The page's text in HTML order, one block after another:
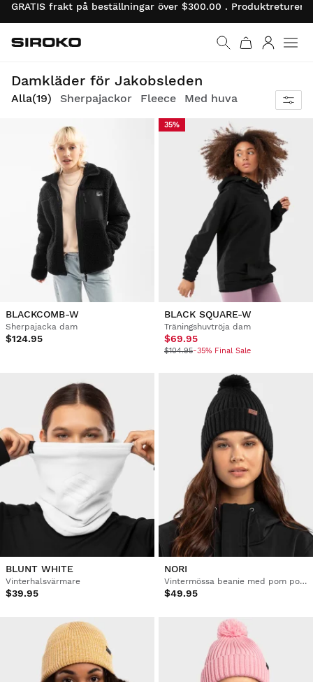
GRATIS frakt på beställningar över $300.00 . Produktreturer
Siroko.com
Damkläder för Jakobsleden
Bli helt utrustad med lätta, bekväma kläder och njut av varje steg på vägen
Alla(19) Sherpajackor Fleece Med huva
BLACKCOMB-W
Sherpajacka dam
$124.95
35%
BLACK SQUARE-W
Träningshuvtröja dam
$69.95
$104.95-35% Final Sale
BLUNT WHITE
Vinterhalsvärmare
$39.95
NORI
Vintermössa beanie med pom pom
$49.95